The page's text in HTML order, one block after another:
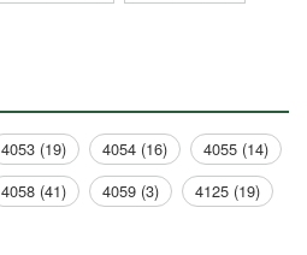
4053 (19) 4054 (16)
4055 (14)
4058 (41) 4059 (3)
4125 (19)